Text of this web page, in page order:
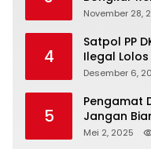
November 28,
4
Satpol PP
Ilegal
Desember 6,
5
Pengamat
Jangan
‘Spa
Mei 2, 2025